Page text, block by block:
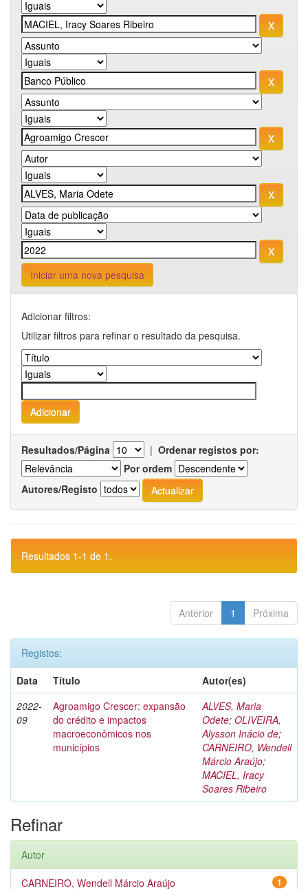
Iniciar uma nova pesquisa
Adicionar filtros:
Utilizar filtros para refinar o resultado da pesquisa.
Resultados/Página | Ordenar registos por:
Por ordem
Autores/Registo
Resultados 1-1 de 1.
Anterior 1 Próxima
Registos:
Data
Título
Autor(es)
2022-
09
Agroamigo Crescer: expansão
do crédito e impactos
macroeconômicos nos
municípios
ALVES, Maria
Odete; OLIVEIRA,
Alysson Inácio de;
CARNEIRO, Wendell
Márcio Araújo;
MACIEL, Iracy
Soares Ribeiro
Refinar
Autor
1
CARNEIRO, Wendell Márcio Araújo